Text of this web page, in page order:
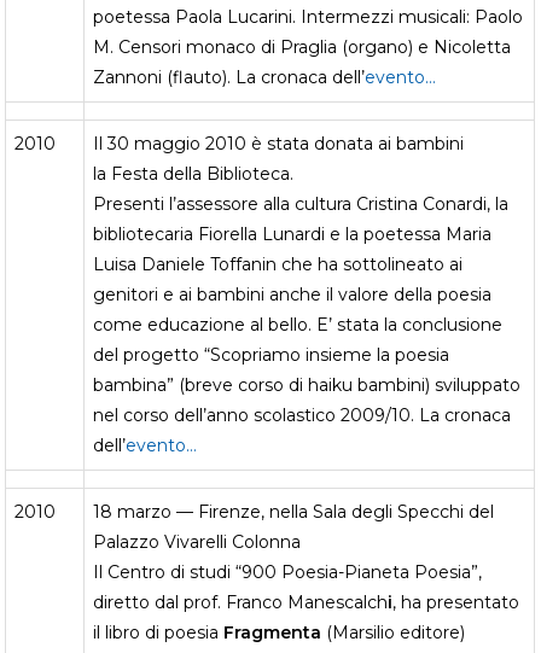
poetessa Paola Lucarini. Intermezzi musicali: Paolo
M. Censori monaco di Praglia (organo) e Nicoletta
Zannoni (flauto). La cronaca dell’evento…
2010
Il 30 maggio 2010 è stata donata ai bambini
la Festa della Biblioteca.
Presenti l’assessore alla cultura Cristina Conardi, la
bibliotecaria Fiorella Lunardi e la poetessa Maria
Luisa Daniele Toffanin che ha sottolineato ai
genitori e ai bambini anche il valore della poesia
come educazione al bello. E’ stata la conclusione
del progetto “Scopriamo insieme la poesia
bambina” (breve corso di haiku bambini) sviluppato
nel corso dell’anno scolastico 2009/10. La cronaca
dell’evento…
2010
18 marzo — Firenze, nella Sala degli Specchi del
Palazzo Vivarelli Colonna
Il Centro di studi “900 Poesia-Pianeta Poesia”,
diretto dal prof. Franco Manescalchi, ha presentato
il libro di poesia Fragmenta (Marsilio editore)